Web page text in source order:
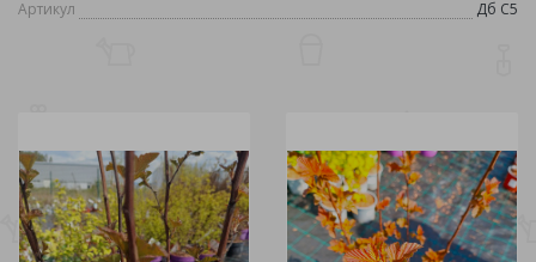
Артикул
Дб С5